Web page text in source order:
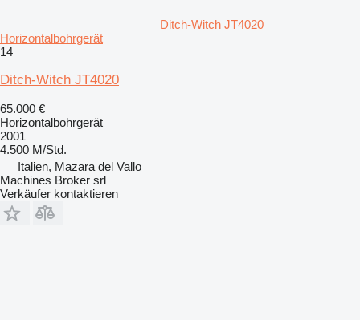
Ditch-Witch JT4020
Horizontalbohrgerät
14
Ditch-Witch JT4020
65.000 €
Horizontalbohrgerät
2001
4.500 M/Std.
Italien, Mazara del Vallo
Machines Broker srl
Verkäufer kontaktieren